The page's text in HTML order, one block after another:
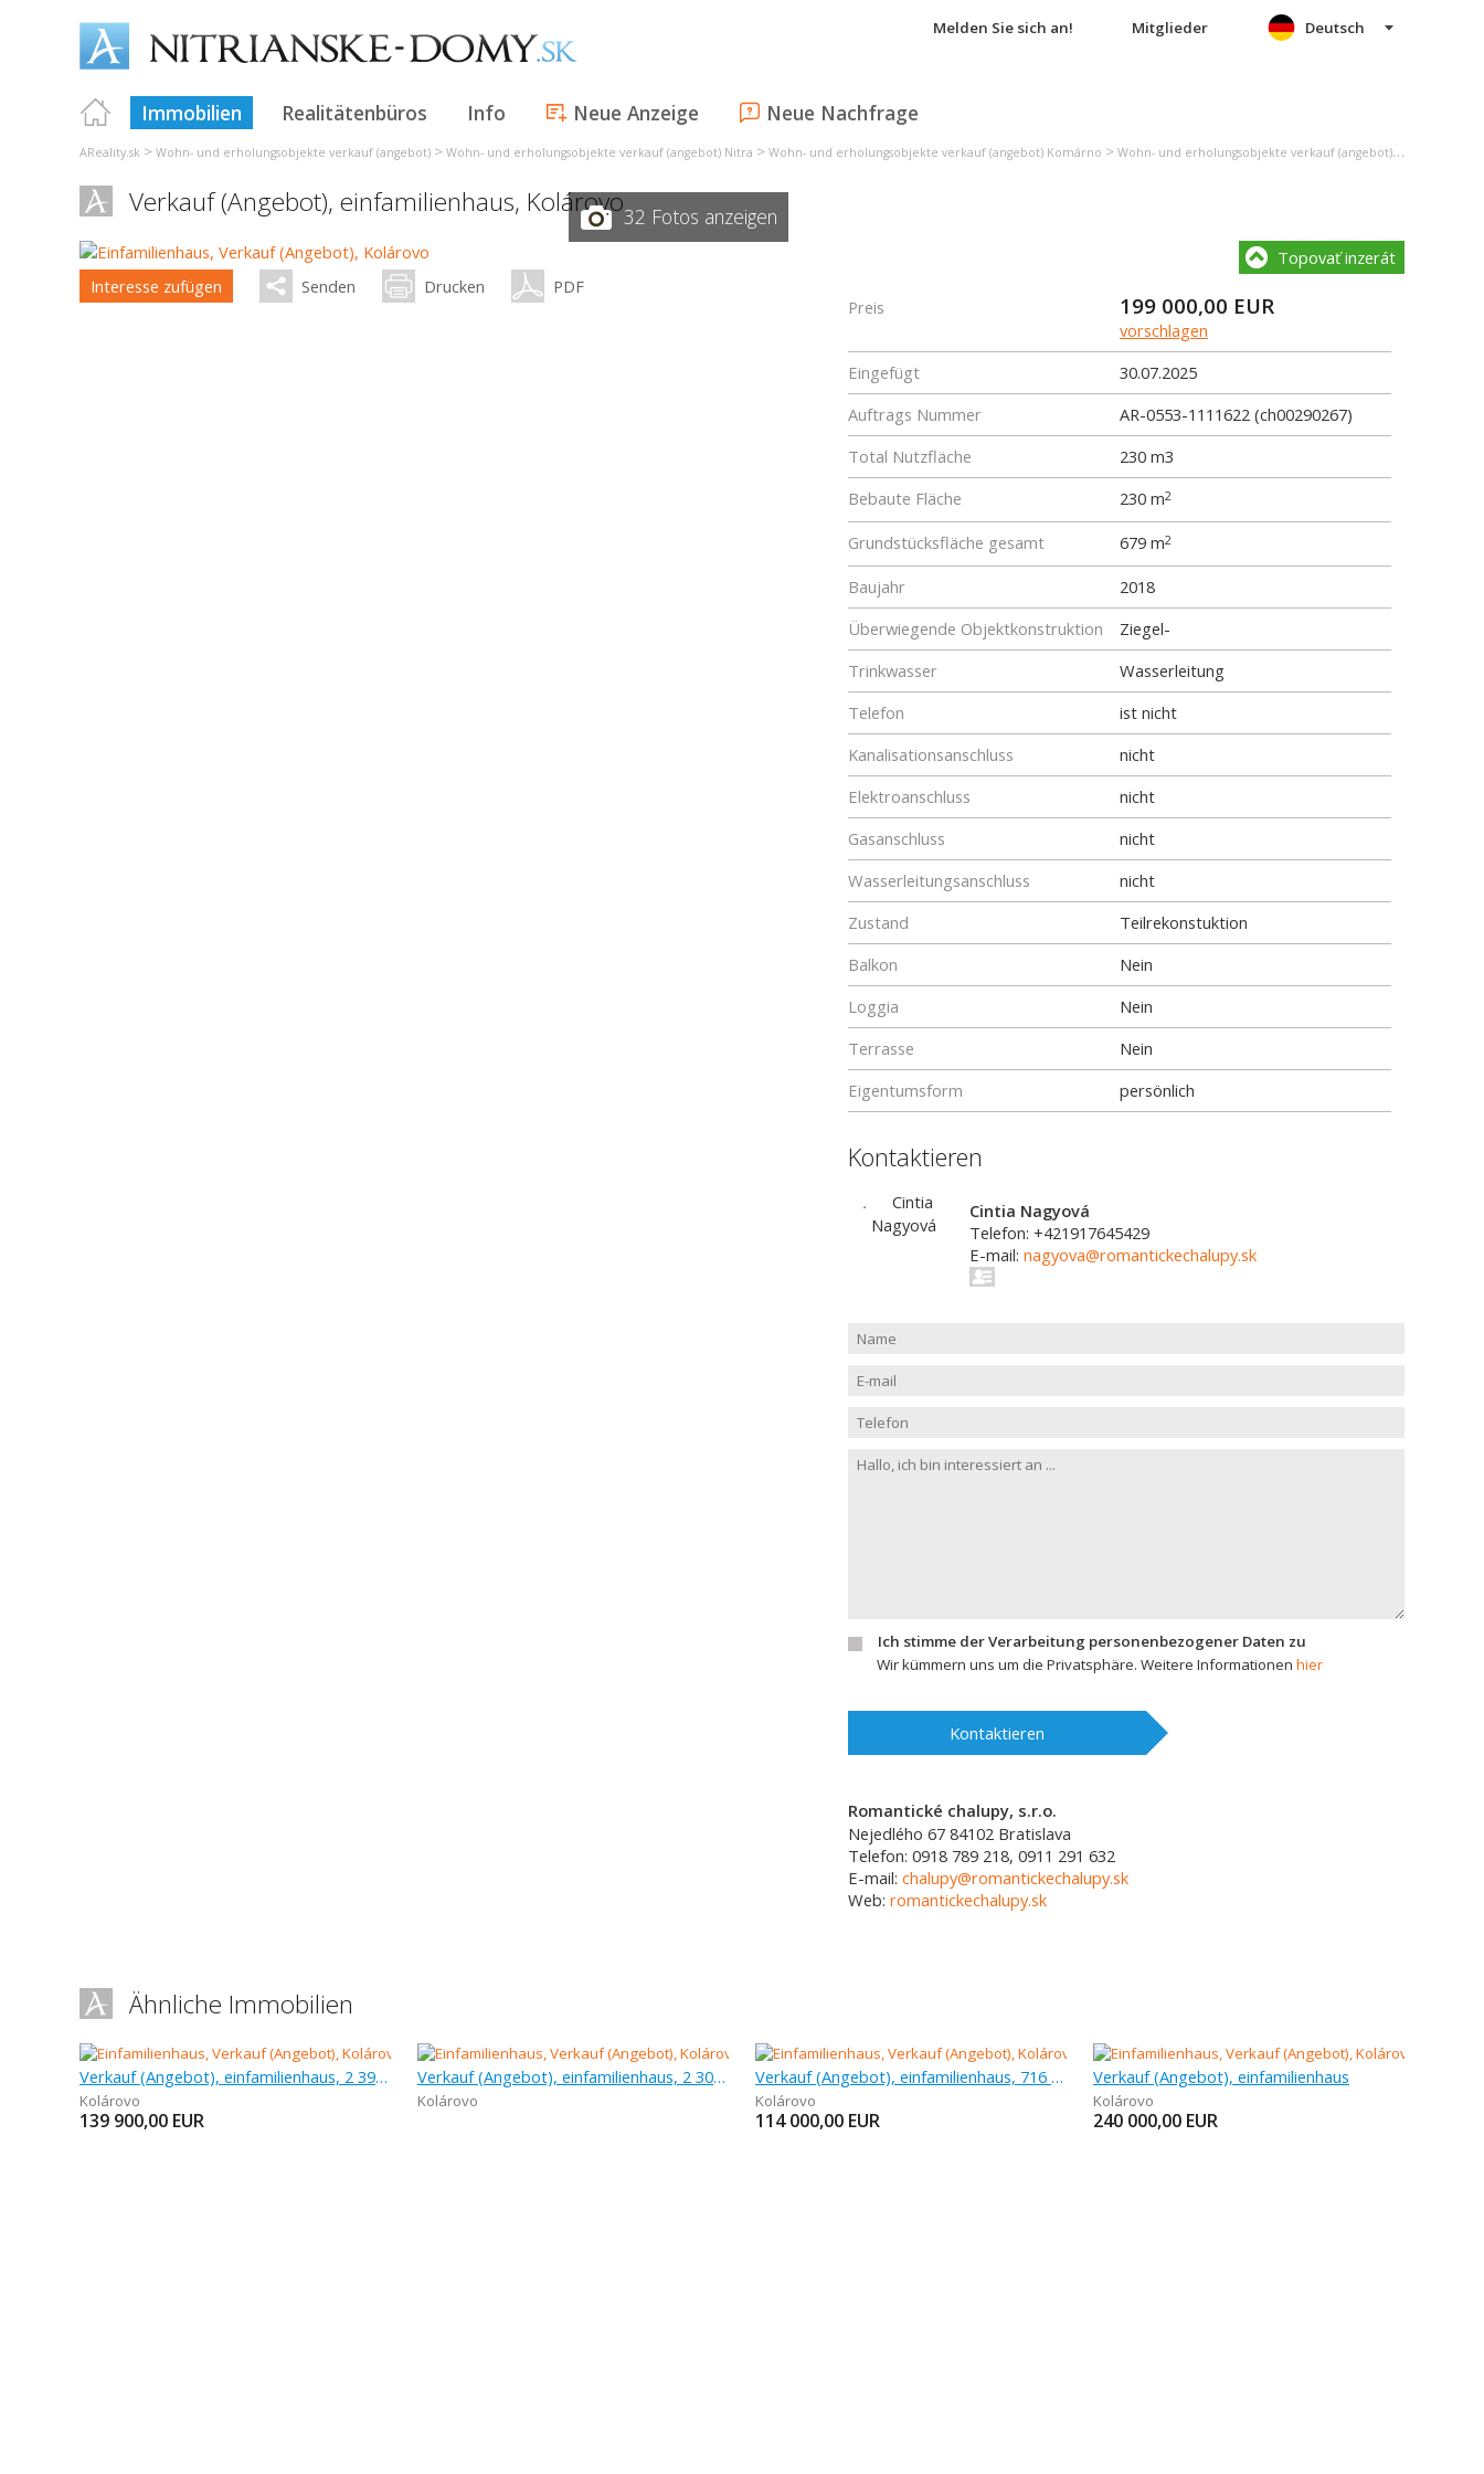
Melden Sie sich an! Mitglieder
Immobilien Realitätenbüros Info Neue Anzeige Neue Nachfrage
Deutsch
AReality.sk > Wohn- und erholungsobjekte verkauf (angebot) > Wohn- und erholungsobjekte verkauf (angebot) Nitra > Wohn- und erholungsobjekte verkauf (angebot) Komárno > Wohn- und erholungsobjekte verkauf (angebot) Kolárovo
Verkauf (Angebot), einfamilienhaus, Kolárovo32 Fotos anzeigen
Interesse zufügen Senden Drucken PDF
Topovať inzerát
Preis 199 000,00 EUR
vorschlagen
Eingefügt
30.07.2025
Auftrags Nummer
AR-0553-1111622 (ch00290267)
Total Nutzfläche
230 m3
Bebaute Fläche
230 m2
Grundstücksfläche gesamt 679 m2
Baujahr
2018
Überwiegende Objektkonstruktion
Ziegel-
Trinkwasser
Wasserleitung
Telefon
ist nicht
Kanalisationsanschluss
nicht
Elektroanschluss
nicht
Gasanschluss
nicht
Wasserleitungsanschluss
nicht
Zustand
Teilrekonstuktion
Balkon
Nein
Loggia
Nein
Terrasse
Nein
Eigentumsform
persönlich
Kontaktieren
Cintia Nagyová
Telefon: +421917645429
E-mail: nagyova@romantickechalupy.sk
Ich stimme der Verarbeitung personenbezogener Daten zu
Wir kümmern uns um die Privatsphäre. Weitere Informationen hier
Kontaktieren
Romantické chalupy, s.r.o.
Nejedlého 67 84102 Bratislava
Telefon: 0918 789 218, 0911 291 632
E-mail: chalupy@romantickechalupy.sk
Web: romantickechalupy.sk
Ähnliche Immobilien
Verkauf (Angebot), einfamilienhaus, 2 395 m
Kolárovo
139 900,00 EUR
Verkauf (Angebot), einfamilienhaus, 2 300 m
Kolárovo
Verkauf (Angebot), einfamilienhaus, 716 m
Kolárovo
114 000,00 EUR
Verkauf (Angebot), einfamilienhaus
Kolárovo
240 000,00 EUR